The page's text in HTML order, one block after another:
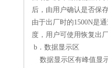
后，由用户确认是否保
由于出厂时的1500N是
度，用户可使用恢复出
b．数据显示区
数据显示区有峰值显